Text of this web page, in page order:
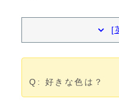
[
Q: 好きな色は？